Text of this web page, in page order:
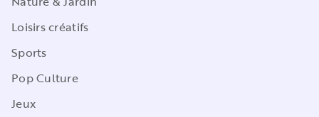
Loisirs créatifs
Sports
Pop Culture
Jeux